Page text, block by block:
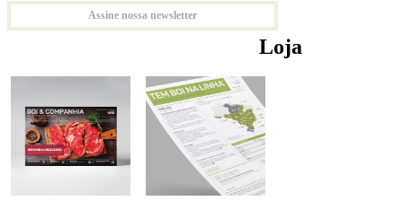
Assine nossa newsletter
Loja